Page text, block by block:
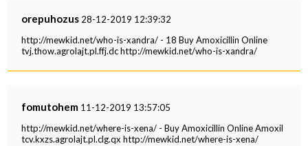
orepuhozus 28-12-2019 12:39:32
http://mewkid.net/who-is-xandra/ - 18 Buy Amoxicillin Online
tvj.thow.agrolajt.pl.ffj.dc http://mewkid.net/who-is-xandra/
fomutohem 11-12-2019 13:57:05
http://mewkid.net/where-is-xena/ - Buy Amoxicillin Online Amoxil
tcv.kxzs.agrolajt.pl.clg.qx http://mewkid.net/where-is-xena/